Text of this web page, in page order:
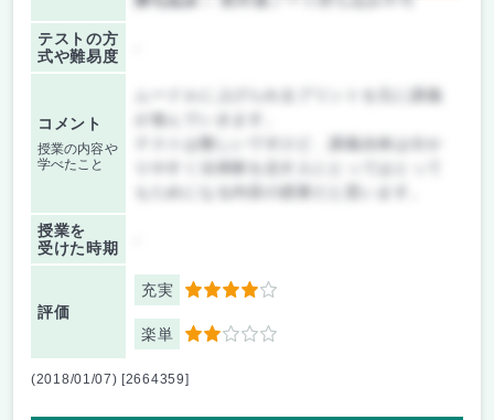
テストの方
式や難易度
コメント
授業の内容や
学べたこと
ムードルに上げられるプリントを元に講義
が進んでいきます。
テストは難しいですけど、講義自体は分か
りやすく法律家を志す人にとってはとって
授業を
受けた時期
評価
充実 4
楽単 2
(2018/01/07) [2664359]